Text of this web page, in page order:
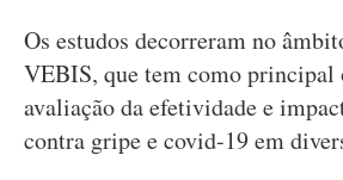
Os estudos decorreram no
VEBIS, que tem como principal
avaliação da efetividade e
contra gripe e covid-19 em